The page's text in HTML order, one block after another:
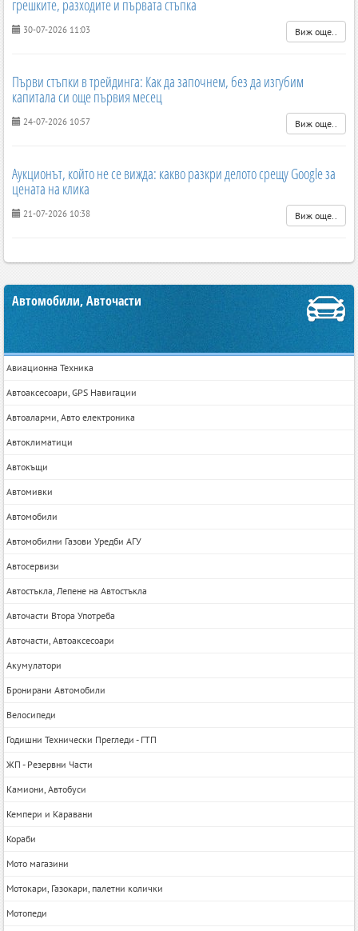
грешките, разходите и първата стъпка
30-07-2026 11:03 Виж още..
Първи стъпки в трейдинга: Как да започнем, без да изгубим
капитала си още първия месец
24-07-2026 10:57 Виж още..
Аукционът, който не се вижда: какво разкри делото срещу Google за
цената на клика
21-07-2026 10:38 Виж още..
Автомобили, Авточасти
Авиационна Техника
Автоаксесоари, GPS Навигации
Автоаларми, Авто електроника
Автоклиматици
Автокъщи
Автомивки
Автомобили
Автомобилни Газови Уредби АГУ
Автосервизи
Автостъкла, Лепене на Автостъкла
Авточасти Втора Употреба
Авточасти, Автоаксесоари
Акумулатори
Бронирани Автомобили
Велосипеди
Годишни Технически Прегледи - ГТП
ЖП - Резервни Части
Камиони, Автобуси
Кемпери и Каравани
Кораби
Мото магазини
Мотокари, Газокари, палетни колички
Мотопеди